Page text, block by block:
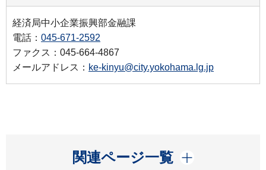
経済局中小企業振興部金融課
電話： 045-671-2592
ファクス：045-664-4867
メールアドレス： ke-kinyu@city.yokohama.lg.jp
関連ページ一覧
開く